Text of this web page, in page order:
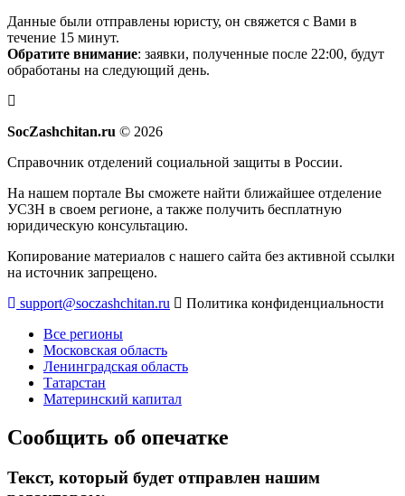
Данные были отправлены юристу, он свяжется с Вами в
течение 15 минут.
Обратите внимание: заявки, полученные после 22:00, будут
обработаны на следующий день.
SocZashchitan.ru © 2026
Справочник отделений социальной защиты в России.
На нашем портале Вы сможете найти ближайшее отделение
УСЗН в своем регионе, а также получить бесплатную
юридическую консультацию.
Копирование материалов с нашего сайта без активной ссылки
на источник запрещено.
support@soczashchitan.ru
Политика конфиденциальности
Все регионы
Московская область
Ленинградская область
Татарстан
Материнский капитал
Сообщить об опечатке
Текст, который будет отправлен нашим